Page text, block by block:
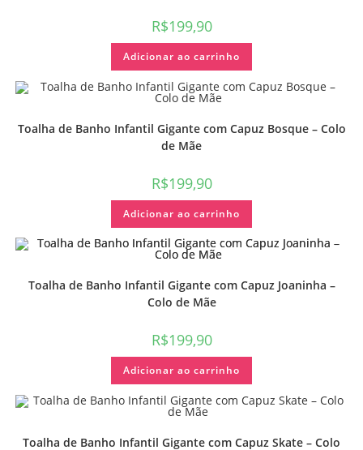
R$199,90
Adicionar ao carrinho
Toalha de Banho Infantil Gigante com Capuz Bosque – Colo
de Mãe
R$199,90
Adicionar ao carrinho
Toalha de Banho Infantil Gigante com Capuz Joaninha –
Colo de Mãe
R$199,90
Adicionar ao carrinho
Toalha de Banho Infantil Gigante com Capuz Skate – Colo